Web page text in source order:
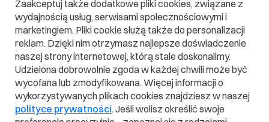
Czym jest Yii Framework?
Przeczytaj czym jestYii Frameworkw naszym słowniku.
Pomoże Ci to lepiej zrozumieć, czym dokładnie jestYii
Zaakceptuj także dodatkowe pliki cookies, związane z
wydajnością usług, serwisami społecznościowymi i
marketingiem. Pliki cookie służą także do personalizacji
reklam. Dzięki nim otrzymasz najlepsze doświadczenie
naszej strony internetowej, którą stale doskonalimy.
Udzielona dobrowolnie zgoda w każdej chwili może być
wycofana lub zmodyfikowana. Więcej informacji o
wykorzystywanych plikach cookies znajdziesz w naszej
polityce prywatności. Jeśli wolisz określić swoje